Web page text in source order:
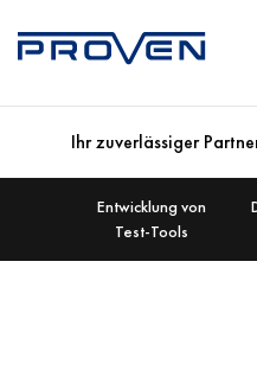
Ihr zuverlässiger
Entwicklung von
Test-Tools